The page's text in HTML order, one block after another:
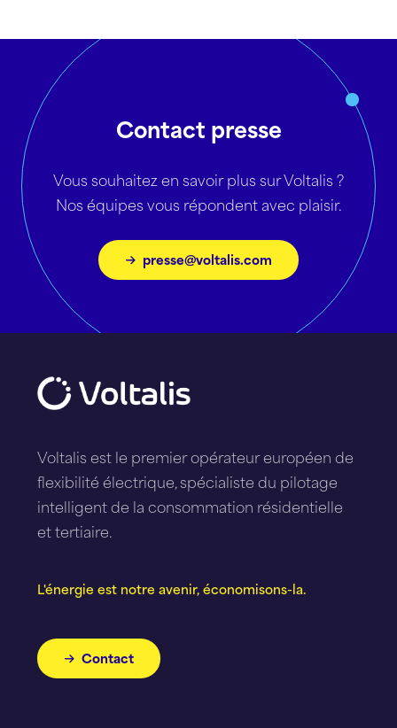
Contact presse
Vous souhaitez en savoir plus sur Voltalis ?
Nos équipes vous répondent avec plaisir.
presse@voltalis.com
Voltalis est le premier opérateur européen de
flexibilité électrique, spécialiste du pilotage
intelligent de la consommation résidentielle
et tertiaire.
L'énergie est notre avenir, économisons-la.
Contact